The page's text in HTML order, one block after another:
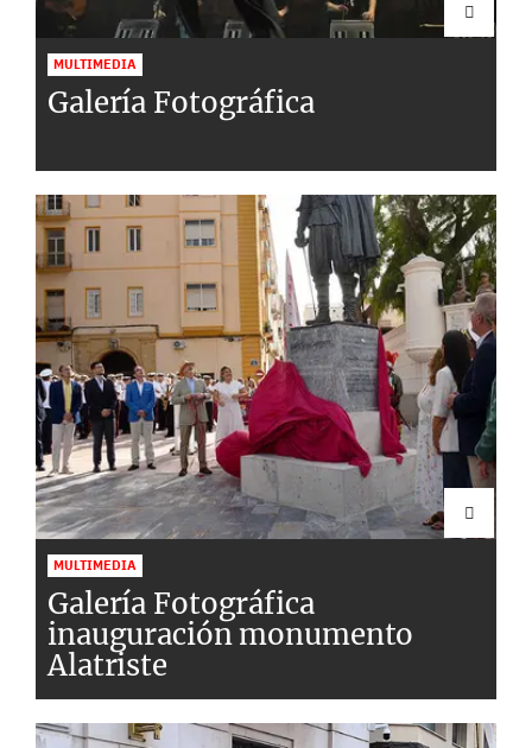
MULTIMEDIA
Galería Fotográfica
MULTIMEDIA
Galería Fotográfica
inauguración monumento
Alatriste